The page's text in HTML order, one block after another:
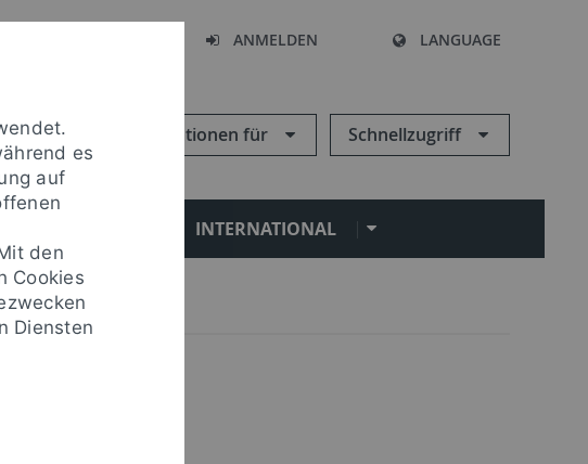
ANMELDEN LANGUAGE
Informationen für Schnellzugriff
INTERNATIONAL
es
auf
den
Cookies
Diensten